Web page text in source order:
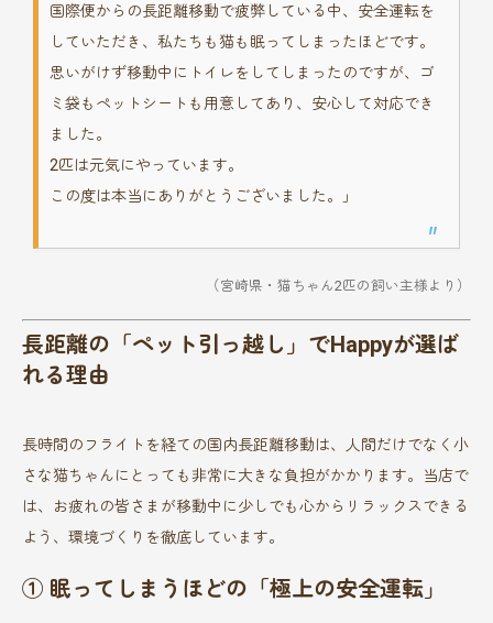
国際便からの長距離移動で疲弊している中、安全運転を
していただき、私たちも猫も眠ってしまったほどです。
思いがけず移動中にトイレをしてしまったのですが、ゴ
ミ袋もペットシートも用意してあり、安心して対応でき
ました。
2匹は元気にやっています。
この度は本当にありがとうございました。」
（宮崎県・猫ちゃん2匹の飼い主様より）
長距離の「ペット引っ越し」でHappyが選ば
れる理由
長時間のフライトを経ての国内長距離移動は、人間だけでなく小
さな猫ちゃんにとっても非常に大きな負担がかかります。当店で
は、お疲れの皆さまが移動中に少しでも心からリラックスできる
よう、環境づくりを徹底しています。
① 眠ってしまうほどの「極上の安全運転」